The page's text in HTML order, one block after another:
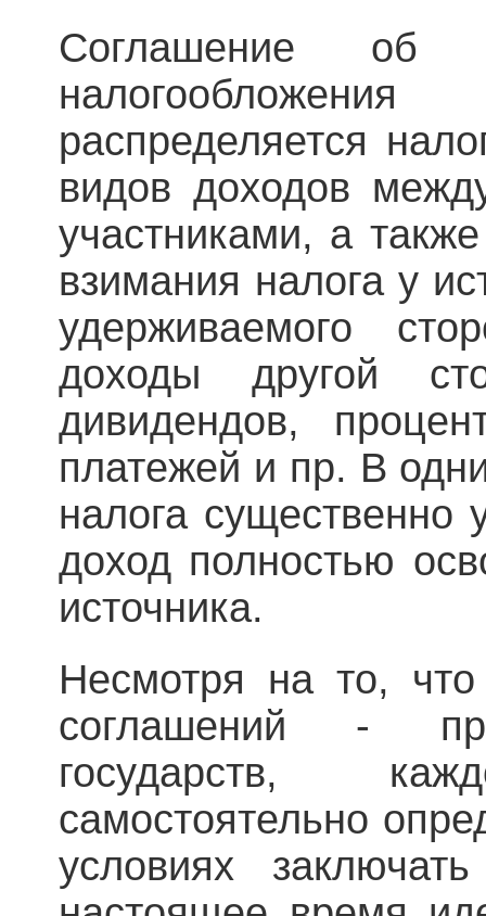
Соглашение об
распределяется
видов доходов
участниками, а
взимания налога у
удерживаемого
доходы другой
дивидендов,
платежей и пр. В
налога существенно
доход полностью
источника.
Несмотря на то,
соглашений -
государств,
самостоятельно
условиях